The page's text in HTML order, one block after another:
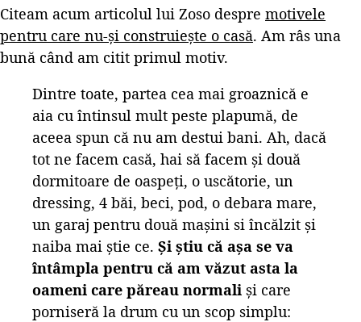
Citeam acum articolul lui Zoso despre motivele
pentru care nu-și construiește o casă. Am râs una
bună când am citit primul motiv.
Dintre toate, partea cea mai groaznică e
aia cu întinsul mult peste plapumă, de
aceea spun că nu am destui bani. Ah, dacă
tot ne facem casă, hai să facem și două
dormitoare de oaspeți, o uscătorie, un
dressing, 4 băi, beci, pod, o debara mare,
un garaj pentru două mașini si încălzit și
naiba mai știe ce. Și știu că așa se va
întâmpla pentru că am văzut asta la
oameni care păreau normali și care
porniseră la drum cu un scop simplu: